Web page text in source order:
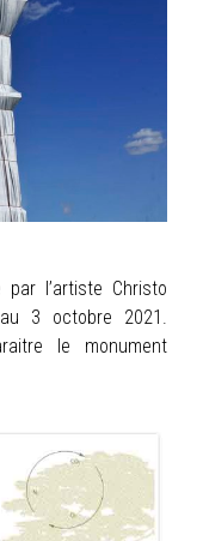
par l’artiste Christo
3 octobre 2021.
le monument